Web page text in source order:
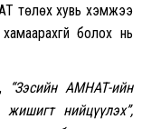
төлөх хувь хэмжээ
болох нь
“Зэсийн АМНАТ-ийн
нийцүүлэх”,